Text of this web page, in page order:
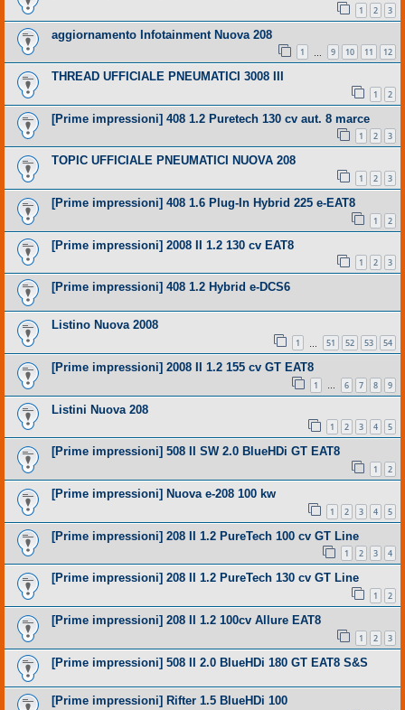
1 2 3
aggiornamento Infotainment Nuova 208
1 9 10 11 12
THREAD UFFICIALE PNEUMATICI 3008 III
1 2
[Prime impressioni] 408 1.2 Puretech 130 cv aut. 8 marce
1 2 3
TOPIC UFFICIALE PNEUMATICI NUOVA 208
1 2 3
[Prime impressioni] 408 1.6 Plug-In Hybrid 225 e-EAT8
1 2
[Prime impressioni] 2008 II 1.2 130 cv EAT8
1 2 3
[Prime impressioni] 408 1.2 Hybrid e-DCS6
Listino Nuova 2008
1 51 52 53 54
[Prime impressioni] 2008 II 1.2 155 cv GT EAT8
1 … 6 7 8 9
Listini Nuova 208
1 2 3 4 5
[Prime impressioni] 508 II SW 2.0 BlueHDi GT EAT8
1 2
[Prime impressioni] Nuova e-208 100 kw
1 2 3 4 5
[Prime impressioni] 208 II 1.2 PureTech 100 cv GT Line
1 2 3 4
[Prime impressioni] 208 II 1.2 PureTech 130 cv GT Line
1 2
[Prime impressioni] 208 II 1.2 100cv Allure EAT8
1 2 3
[Prime impressioni] 508 II 2.0 BlueHDi 180 GT EAT8 S&S
[Prime impressioni] Rifter 1.5 BlueHDi 100